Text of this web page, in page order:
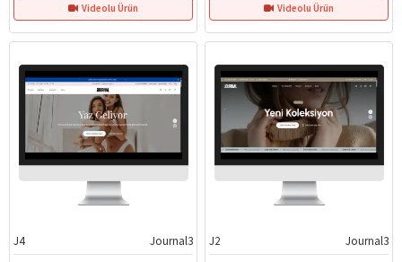
Videolu Ürün Videolu Ürün
%70
J4
Journal3
%70
J2
Journal3